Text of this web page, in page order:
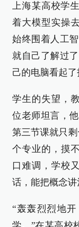
上海某高校学
着大模型实操
始终围着人工
就自己了解过
己的电脑看起了
学生的失望，
位老师坦言，
第三节课就只
个专业的，摸
口难调，学校
话，能把概念
“轰轰烈烈地